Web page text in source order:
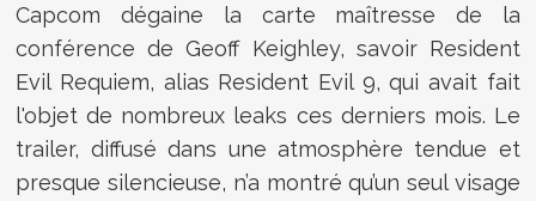
Capcom dégaine la carte maîtresse de la
conférence de Geoff Keighley, savoir Resident
Evil Requiem, alias Resident Evil 9, qui avait fait
l'objet de nombreux leaks ces derniers mois. Le
trailer, diffusé dans une atmosphère tendue et
presque silencieuse, n’a montré qu’un seul visage